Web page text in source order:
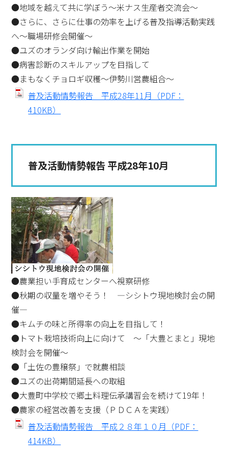
●地域を越えて共に学ぼう～米ナス生産者交流会～
●さらに、さらに仕事の効率を上げる普及指導活動実践
へ～職場研修会開催～
●ユズのオランダ向け輸出作業を開始
●病害診断のスキルアップを目指して
●まもなくチョロギ収穫～伊勢川営農組合～
普及活動情勢報告 平成28年11月（PDF：
410KB）
普及活動情勢報告 平成28年10月
●農業担い手育成センターへ視察研修
●秋期の収量を増やそう！ ―シシトウ現地検討会の開
催―
●キムチの味と所得率の向上を目指して！
●トマト栽培技術向上に向けて ～「大豊とまと」現地
検討会を開催～
●「土佐の豊穣祭」で就農相談
●ユズの出荷期間延長への取組
●大豊町中学校で郷土料理伝承講習会を続けて19年！
●農家の経営改善を支援（ＰＤＣＡを実践）
普及活動情勢報告 平成２８年１０月（PDF：
414KB）